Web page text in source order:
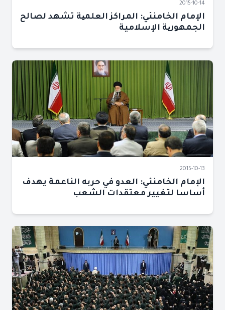
2015-10-14
الإمام الخامنئي: المراكز العلمیة تشهد لصالح
الجمهوریة الإسلامية
2015-10-13
الإمام الخامنئي: العدو في حربه الناعمة يهدف
أساسا لتغيير معتقدات الشعب